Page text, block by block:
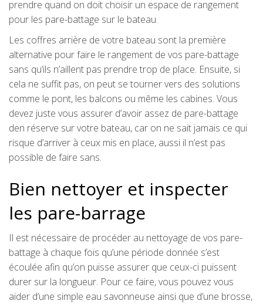
prendre quand on doit choisir un espace de rangement
pour les pare-battage sur le bateau.
Les coffres arrière de votre bateau sont la première
alternative pour faire le rangement de vos pare-battage
sans qu’ils n’aillent pas prendre trop de place. Ensuite, si
cela ne suffit pas, on peut se tourner vers des solutions
comme le pont, les balcons ou même les cabines. Vous
devez juste vous assurer d’avoir assez de pare-battage
den réserve sur votre bateau, car on ne sait jamais ce qui
risque d’arriver à ceux mis en place, aussi il n’est pas
possible de faire sans.
Bien nettoyer et inspecter
les pare-barrage
Il est nécessaire de procéder au nettoyage de vos pare-
battage à chaque fois qu’une période donnée s’est
écoulée afin qu’on puisse assurer que ceux-ci puissent
durer sur la longueur. Pour ce faire, vous pouvez vous
aider d’une simple eau savonneuse ainsi que d’une brosse,